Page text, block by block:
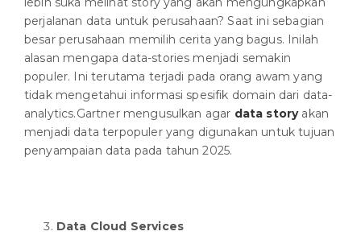
perjalanan data untuk perusahaan? Saat ini sebagian
besar perusahaan memilih cerita yang bagus. Inilah
alasan mengapa data-stories menjadi semakin
populer. Ini terutama terjadi pada orang awam yang
tidak mengetahui informasi spesifik domain dari data-
analytics.Gartner mengusulkan agar data storyakan
menjadi data terpopuler yang digunakan untuk tujuan
penyampaian data pada tahun 2025.
Data Cloud Services